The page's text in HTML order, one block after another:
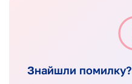
Знайшли помилку?